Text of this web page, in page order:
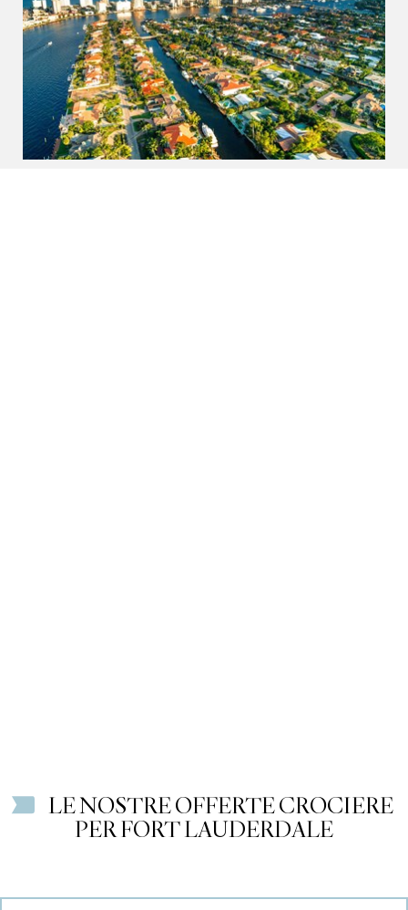
LE NOSTRE OFFERTE CROCIERE
PER FORT LAUDERDALE